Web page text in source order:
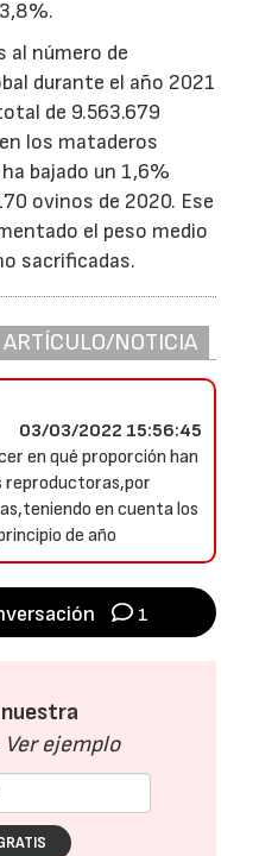
al número de
durante el año 2021
de 9.563.679
los mataderos
bajado un 1,6%
ovinos de 2020. Ese
el peso medio
sacrificadas.
NOTICIA
03/03/2022 15:56:45
en qué proporción han
reproductoras,por
en cuenta los
de año
1
Ver ejemplo